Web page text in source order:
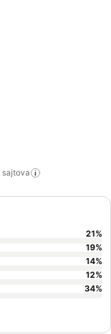
sajtova
21%
19%
14%
12%
34%